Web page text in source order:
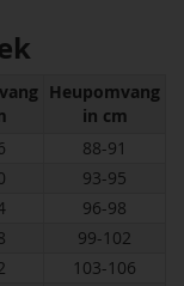
Heupomvang
in cm
88-91
93-95
96-98
99-102
103-106